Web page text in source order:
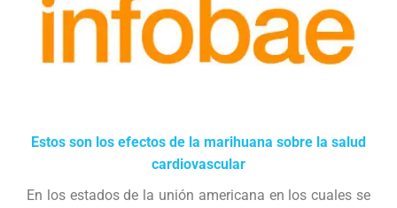
Estos son los efectos de la marihuana sobre la salud
cardiovascular
En los estados de la unión americana en los cuales se